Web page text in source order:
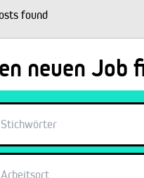
found
neuen Job